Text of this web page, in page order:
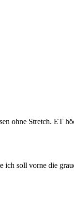
ohne Stretch. ET
soll vorne die